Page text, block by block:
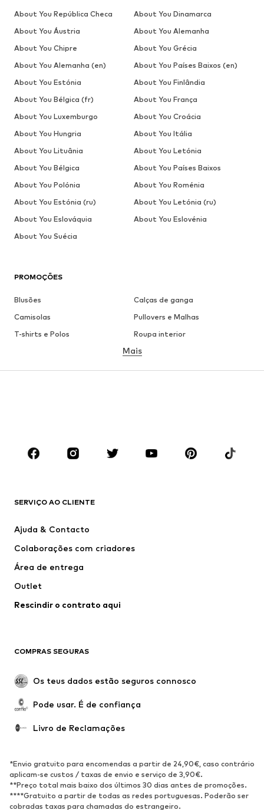
PROMOÇÕES
Blusões
Calças de ganga
Camisolas
Pullovers e Malhas
T-shirts e Polos
Roupa interior
Camisas
Sobretudos
Fatos e Blazers
ROUPA
Casacos
Fatos e Blazers
Roupa de banho
Ocasiões
Upcycling
Novidades
Botas
Sapatos
Sapatos abertos
Exclusivo
DESPORTO
Sapatilhas de desporto
Mochilas e Sacos de desporto
Acessórios de desporto
Mais
SERVIÇO AO CLIENTE
Ajuda & Contacto
Colaborações com criadores
Área de entrega
Outlet
Rescindir o contrato aqui
COMPRAS SEGURAS
Os teus dados estão seguros connosco
Pode usar. É de confiança
Livro de Reclamações
*Envio gratuito para encomendas a partir de 24,90€, caso contrário
aplicam-se custos / taxas de envio e serviço de 3,90€.
**Preço total mais baixo dos últimos 30 dias antes de promoções.
****Gratuito a partir de todas as redes portuguesas. Poderão ser
cobradas taxas para chamadas do estrangeiro.
About You República Checa
About You Dinamarca
About You Áustria
About You Alemanha
About You Chipre
About You Grécia
About You Alemanha (en)
About You Países Baixos (en)
About You Estónia
About You Finlândia
About You Bélgica (fr)
About You França
About You Luxemburgo
About You Croácia
About You Hungria
About You Itália
About You Lituânia
About You Letónia
About You Bélgica
About You Países Baixos
About You Polónia
About You Roménia
About You Estónia (ru)
About You Letónia (ru)
About You Eslováquia
About You Eslovénia
About You Suécia